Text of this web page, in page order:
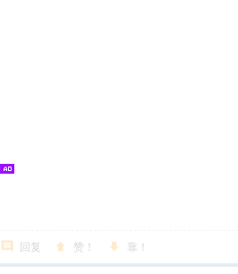
回复 赞！ 靠！